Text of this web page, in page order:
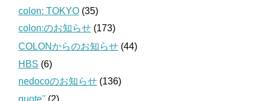
colon: TOKYO (35)
colon:のお知らせ (173)
COLONからのお知らせ (44)
HBS (6)
nedocoのお知らせ (136)
quote'' (2)